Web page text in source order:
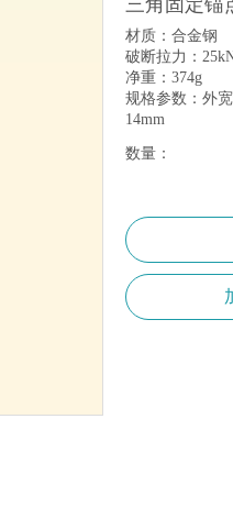
三角固定锚
材质：合金钢
破断拉力：
净重：374g
规格参数：外
14mm
数量：